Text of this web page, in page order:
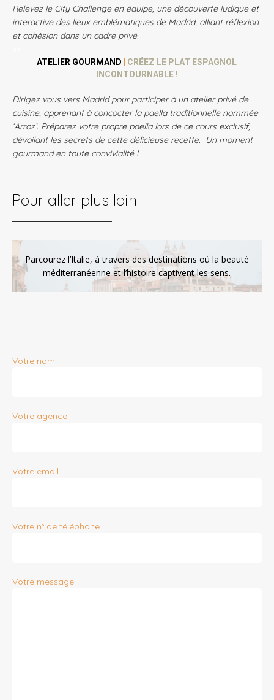
Relevez le City Challenge en équipe, une découverte ludique et
interactive des lieux emblématiques de Madrid, alliant réflexion
et cohésion dans un cadre privé.
ATELIER GOURMAND
CRÉEZ LE PLAT ESPAGNOL
INCONTOURNABLE !
Dirigez vous vers Madrid pour participer à un atelier privé de
cuisine, apprenant à concocter la paella traditionnelle nommée
‘Arroz’. Préparez votre propre paella lors de ce cours exclusif,
dévoilant les secrets de cette délicieuse recette. Un moment
gourmand en toute convivialité !
Pour aller plus loin
Parcourez l’Italie, à travers des destinations où la beauté
méditerranéenne et l’histoire captivent les sens.
Votre nom
Votre agence
Votre email
Votre n° de téléphone
Votre message